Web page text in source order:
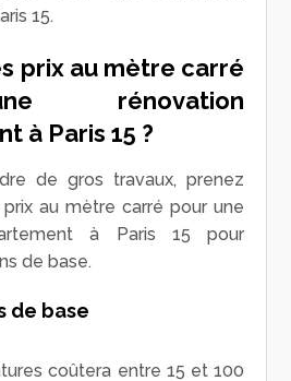
15.
prix au mètre carré
rénovation
à Paris 15 ?
de gros travaux, prenez
au mètre carré pour une
à Paris 15 pour
de base.
de base
coûtera entre 15 et 100